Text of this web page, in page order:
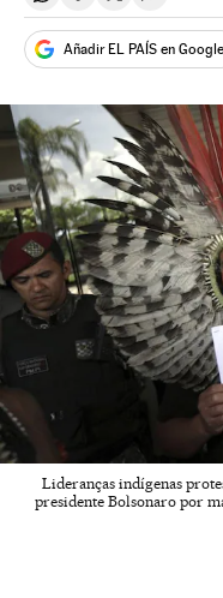
Añadir EL PAÍS en Google
Lideranças indígenas
presidente Bolsonaro por